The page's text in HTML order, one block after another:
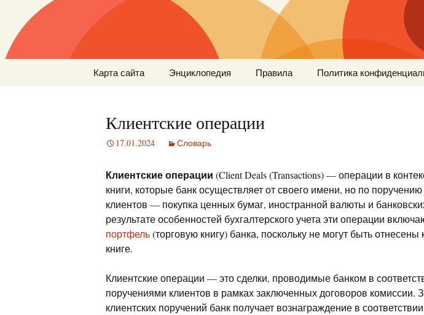
Карта сайта Энциклопедия Правила Политика
Клиентские операции
17.01.2024 Словарь
Клиентские операции (Client Deals (Transactions) — операции в
книги, которые банк осуществляет от своего имени, но по поручению
клиентов — покупка ценных бумаг, иностранной валюты и
результате особенностей бухгалтерского учета эти операции
портфель(торговую книгу) банка, поскольку не могут быть отнесены
книге.
Клиентские операции — это сделки, проводимые банком в
поручениями клиентов в рамках заключенных договоров комиссии.
клиентских поручений банк получает вознаграждение в